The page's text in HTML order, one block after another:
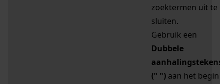
zoektermen uit te
sluiten.
Gebruik een
Dubbele
(" ") aan het begin